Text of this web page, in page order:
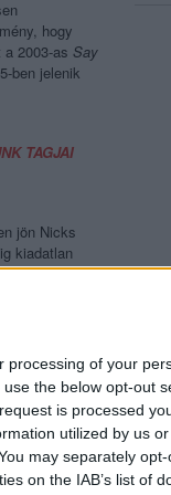
processing of your
the below opt-out
is processed
utilized by us
may separately
on the IAB’s list of
hogy
2003-as Say
ben jelenik
TAGJAI
jön Nicks
kiadatlan
végén
gondolta,
a 14,
az
ezt
albumon
meg